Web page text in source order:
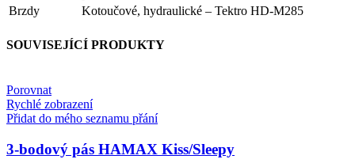
Brzdy
Kotoučové, hydraulické – Tektro HD-M285
SOUVISEJÍCÍ PRODUKTY
Porovnat
Rychlé zobrazení
Přidat do mého seznamu přání
3-bodový pás HAMAX Kiss/Sleepy